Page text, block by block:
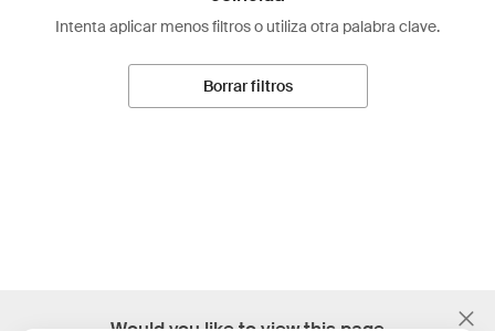
Intenta aplicar menos filtros o utiliza otra palabra clave.
Borrar filtros